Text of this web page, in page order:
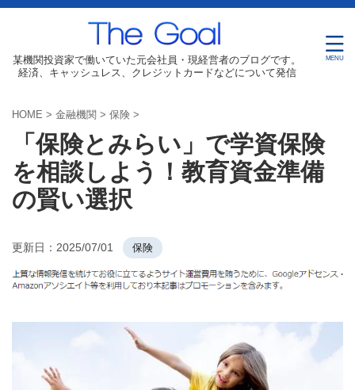
某機関投資家で働いていた元会社員・現経営者のブログです。
経済、キャッシュレス、クレジットカードなどについて発信
HOME > 金融機関 > 保険 >
「保険とみらい」で学資保険
を相談しよう！教育資金準備
の賢い選択
更新日： 2025/07/01 保険